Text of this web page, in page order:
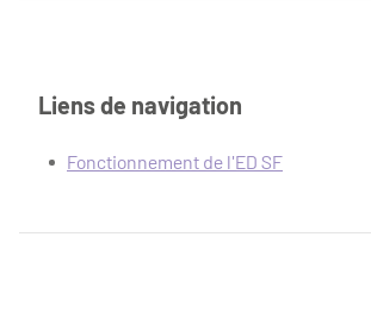
Liens de navigation
Fonctionnement de l'ED SF